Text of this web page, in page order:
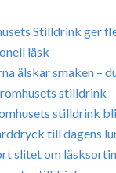
Stilldrink ger
läsk
älskar smaken –
stilldrink
stilldrink
till dagens
slitet om